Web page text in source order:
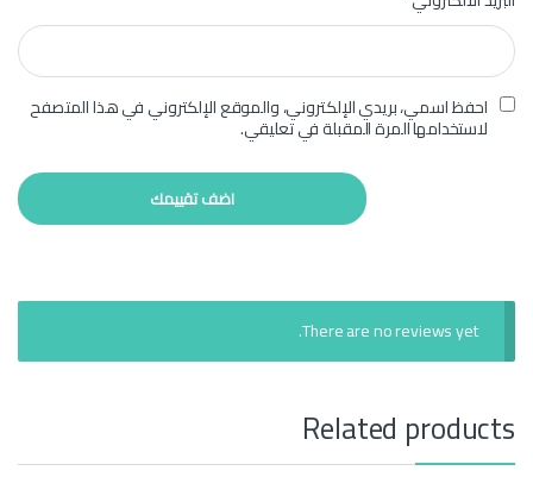
احفظ اسمي، بريدي الإلكتروني، والموقع الإلكتروني في هذا المتصفح
لاستخدامها المرة المقبلة في تعليقي.
There are no reviews yet.
Related products